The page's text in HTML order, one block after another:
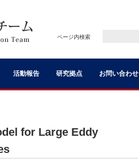
ページ内検索
活動報告 研究拠点 お問い合わせ
for Large Eddy